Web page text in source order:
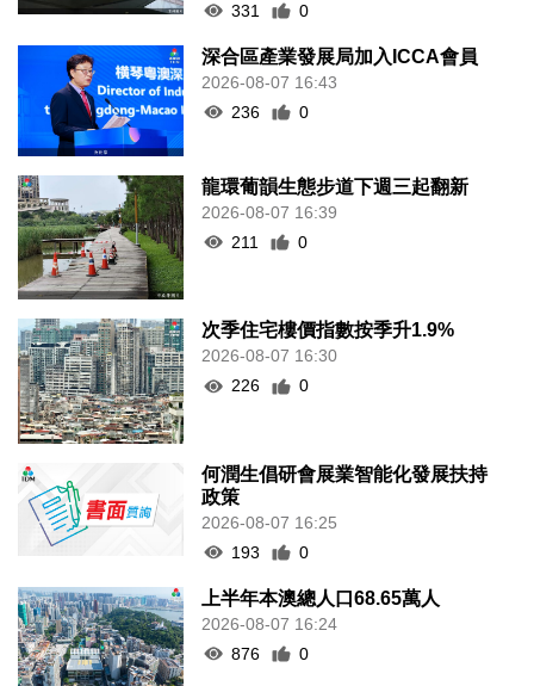
深合區產業發展局加入ICCA會員
2026-08-07 16:43
236
0
2026-08-07 16:39
211
0
2026-08-07 16:30
226
0
政策
2026-08-07 16:25
193
0
上半年本澳總人口68.65萬人
2026-08-07 16:24
876
0